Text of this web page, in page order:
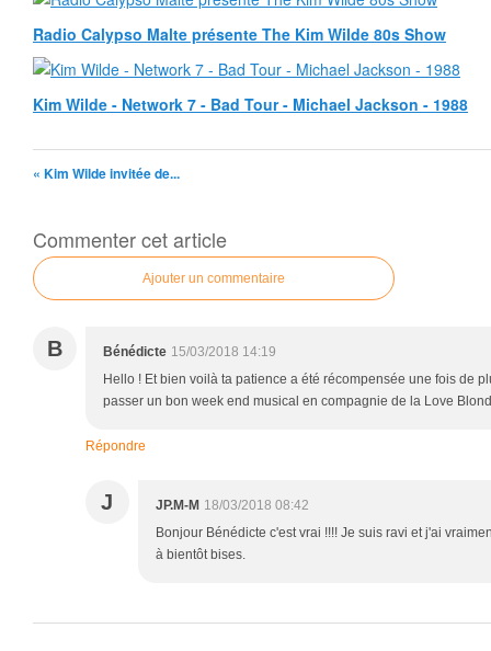
Radio Calypso Malte présente The Kim Wilde 80s Show
Kim Wilde - Network 7 - Bad Tour - Michael Jackson - 1988
« Kim Wilde invitée de...
Commenter cet article
Ajouter un commentaire
B Bénédicte 15/03/2018 14:19
Hello ! Et bien voilà ta patience a été récompensée une fois de
passer un bon week end musical en compagnie de la Love
Répondre
J JP.M-M 18/03/2018 08:42
Bonjour Bénédicte c'est vrai !!!! Je suis ravi et j'ai
à bientôt bises.